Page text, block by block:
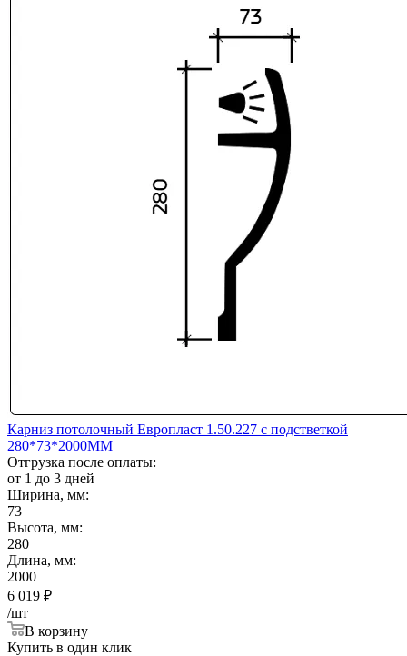
Карниз потолочный Европласт 1.50.227 с подстветкой
280*73*2000ММ
Отгрузка после оплаты:
от 1 до 3 дней
Ширина, мм:
73
Высота, мм:
280
Длина, мм:
2000
6 019 ₽
/шт
В корзину
Купить в один клик